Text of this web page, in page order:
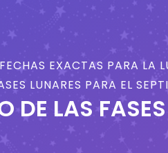
EXACTAS PARA LA
LUNARES PARA EL
DE LAS